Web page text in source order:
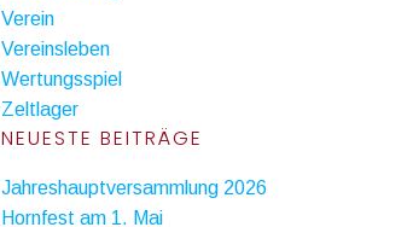
Verein
Vereinsleben
Wertungsspiel
Zeltlager
NEUESTE BEITRÄGE
Jahreshauptversammlung 2026
Hornfest am 1. Mai